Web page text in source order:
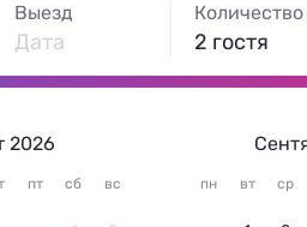
Выезд
Дата
2026
пт сб вс пн вт ср
Количество
2 гостя
в Голубой